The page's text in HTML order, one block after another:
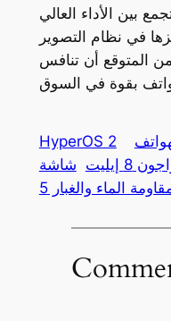
بين الأداء العالي
في نظام التصوير
المتوقع أن تنافس
HyperOS 2
8 إيليت